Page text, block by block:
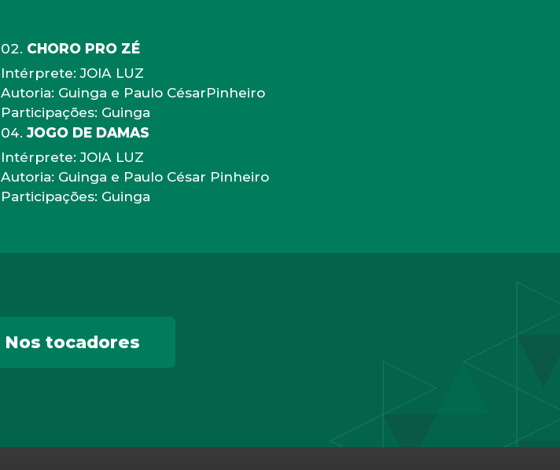
CHORO PRO ZÉ
Intérprete: JOIA LUZ
Autoria: Guinga e Paulo CésarPinheiro
Participações: Guinga
JOGO DE DAMAS
Intérprete: JOIA LUZ
Autoria: Guinga e Paulo César Pinheiro
Participações: Guinga
Nos tocadores